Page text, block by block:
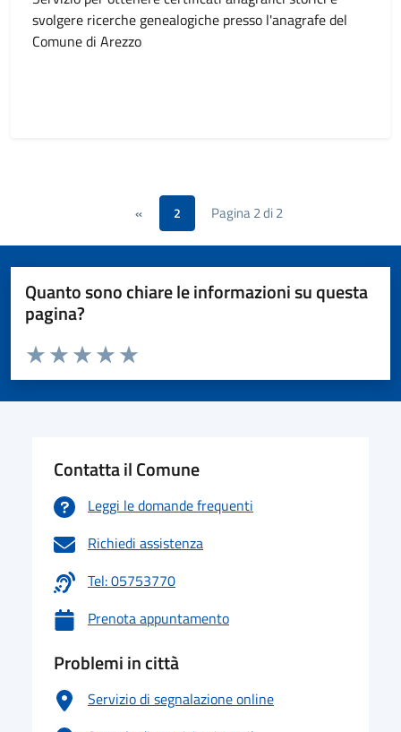
svolgere ricerche genealogiche presso l'anagrafe del
Comune di Arezzo
« 2 Pagina 2 di 2
Quanto sono chiare le informazioni su questa
pagina?
Valuta da 1 a 5 stelle la pagina
Valuta 5 stelle su 5
Valuta 4 stelle su 5
Valuta 3 stelle su 5
Valuta 2 stelle su 5
Valuta 1 stelle su 5
Contatta il Comune
Leggi le domande frequenti
Richiedi assistenza
Tel: 05753770
Prenota appuntamento
Problemi in città
Servizio di segnalazione online